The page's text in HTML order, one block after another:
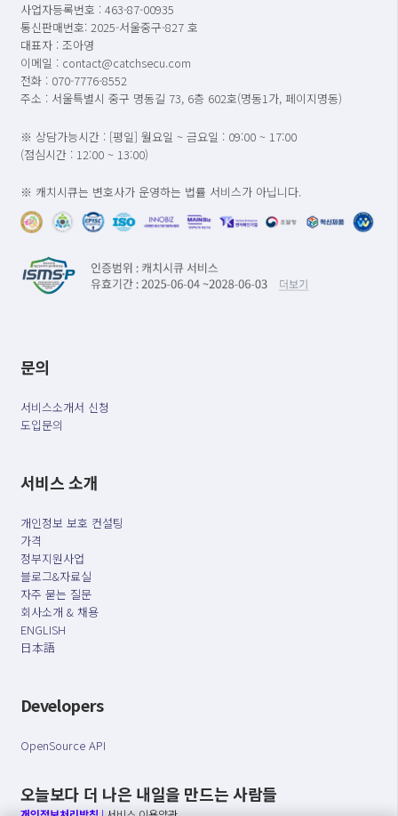
사업자등록번호 : 463-87-00935
통신판매번호: 2025-서울중구-827 호
대표자 : 조아영
이메일 : contact@catchsecu.com
전화 : 070-7776-8552
주소 : 서울특별시 중구 명동길 73, 6층 602호(명동1가, 페이지명동)
※ 상담가능시간 : [평일] 월요일 ~ 금요일 : 09:00 ~ 17:00
(점심시간 : 12:00 ~ 13:00)
※ 캐치시큐는 변호사가 운영하는 법률 서비스가 아닙니다.
문의
서비스소개서 신청
도입문의
서비스 소개
개인정보 보호 컨설팅
가격
정부지원사업
블로그&자료실
자주 묻는 질문
회사소개 & 채용
ENGLISH
日本語
Developers
OpenSource API
오늘보다 더 나은 내일을 만드는 사람들